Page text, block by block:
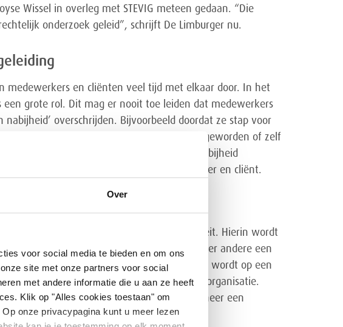
Over
voor social media te bieden en om ons
site met onze partners voor social
met andere informatie die u aan ze heeft
Klik op "Alles cookies toestaan" om
Op onze privacypagina kunt u meer lezen
Wissel in overleg met STEVIG meteen gedaan. “Die
onderzoek geleid”, schrijft De Limburger nu.
medewerkers en cliënten veel tijd met elkaar door. In het
grote rol. Dit mag er nooit toe leiden dat medewerkers
nabijheid’ overschrijden. Bijvoorbeeld doordat ze stap voor
worden op een cliënt, chantabel zijn geworden of zelf
Als iemand de grens van afstand en nabijheid
een professionele relatie tussen medewerker en cliënt.
ontvangt hij/zij de Gedragscode Integriteit. Hierin wordt
In de Gedragscode Integriteit is onder andere een
te doen wanneer je als medewerker verliefd wordt op een
staat regelmatig op de agenda binnen de organisatie.
collega’s zien soms scherper wanneer een
de medewerker in kwestie zelf.